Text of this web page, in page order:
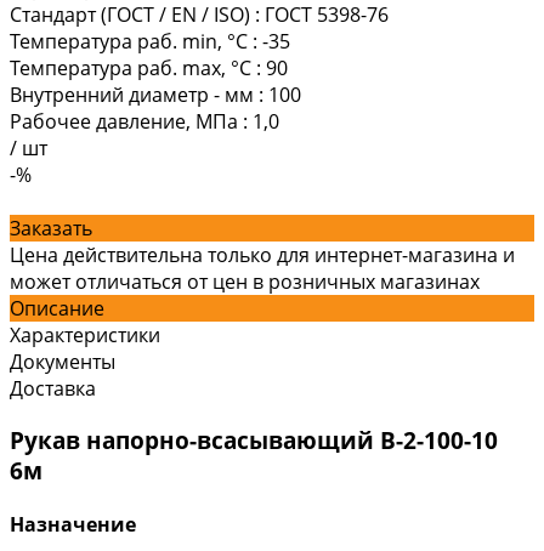
Стандарт (ГОСТ / EN / ISO) : ГОСТ 5398-76
Температура раб. min, °C : -35
Температура раб. max, °C : 90
Внутренний диаметр - мм : 100
Рабочее давление, МПа : 1,0
/ шт
-%
Заказать
Цена действительна только для интернет-магазина и
может отличаться от цен в розничных магазинах
Описание
Характеристики
Документы
Доставка
Рукав напорно-всасывающий В-2-100-10
6м
Назначение